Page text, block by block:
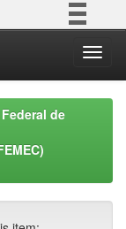
informação
de